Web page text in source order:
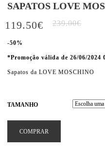
SAPATOS LOVE
239.00€
119.50€
-50%
*Promoção válida de 26/06/2024
Sapatos da LOVE MOSCHINO
TAMANHO
COMPRAR